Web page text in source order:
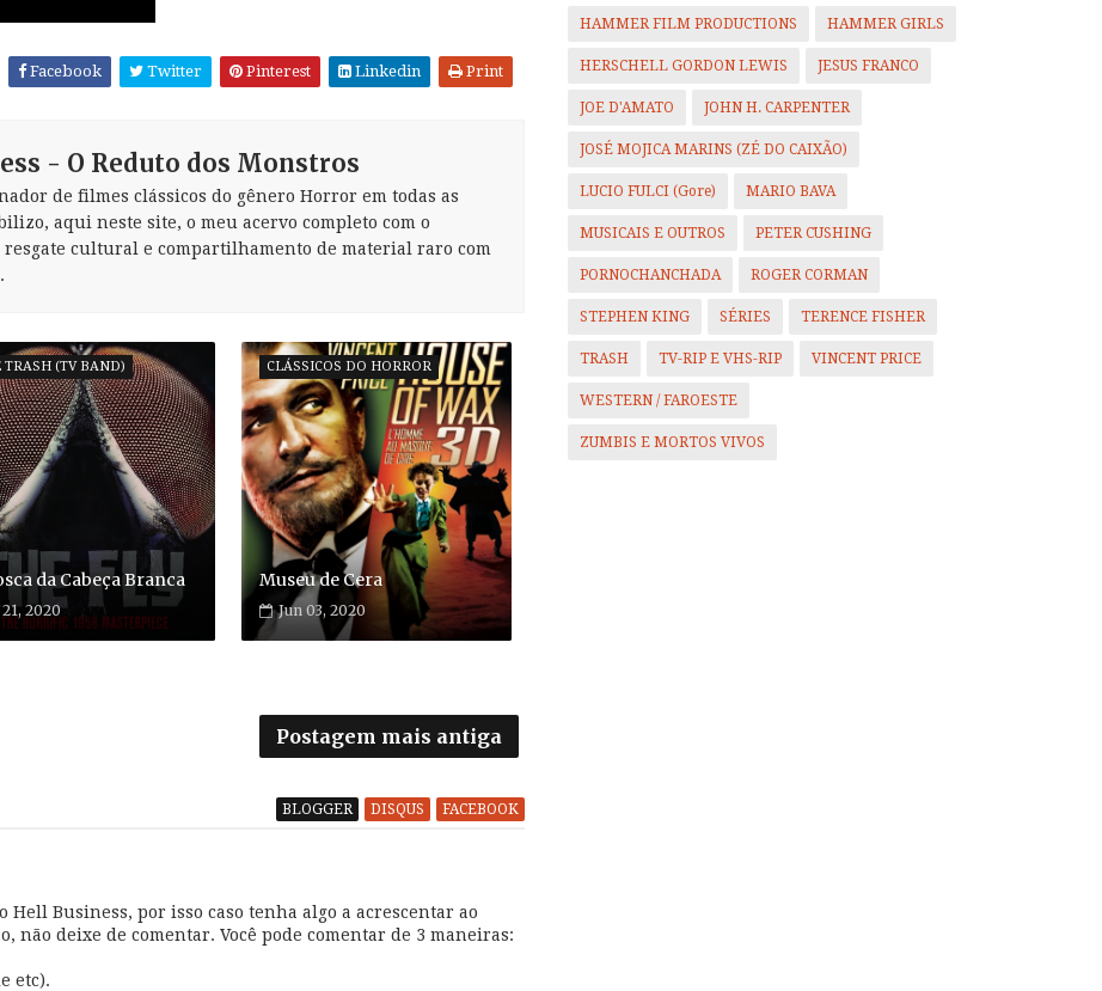
Facebook Twitter Pinterest Linkedin Print
- O Reduto dos Monstros
de filmes clássicos do gênero Horror em todas as
aqui neste site, o meu acervo completo com o
cultural e compartilhamento de material raro com
TRASH (TV BAND)
da Cabeça Branca
21, 2020
CLÁSSICOS DO HORROR
Museu de Cera
Jun 03, 2020
Postagem mais antiga
BLOGGER DISQUS FACEBOOK
Business, por isso caso tenha algo a acrescentar ao
não deixe de comentar. Você pode comentar de 3 maneiras:
etc).
HAMMER FILM PRODUCTIONS HAMMER GIRLS
HERSCHELL GORDON LEWIS JESUS FRANCO
JOE D'AMATO JOHN H. CARPENTER
JOSÉ MOJICA MARINS (ZÉ DO CAIXÃO)
LUCIO FULCI (Gore) MARIO BAVA
MUSICAIS E OUTROS PETER CUSHING
PORNOCHANCHADA ROGER CORMAN
STEPHEN KING SÉRIES TERENCE FISHER
TRASH TV-RIP E VHS-RIP VINCENT PRICE
WESTERN / FAROESTE
ZUMBIS E MORTOS VIVOS